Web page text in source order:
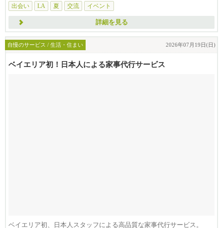
出会い
LA 夏 交流 イベント
詳細を見る
自慢のサービス / 生活・住まい 2026年07月19日(日)
ベイエリア初！日本人による家事代行サービス
ベイエリア初、日本人スタッフによる高品質な家事代行サービス。